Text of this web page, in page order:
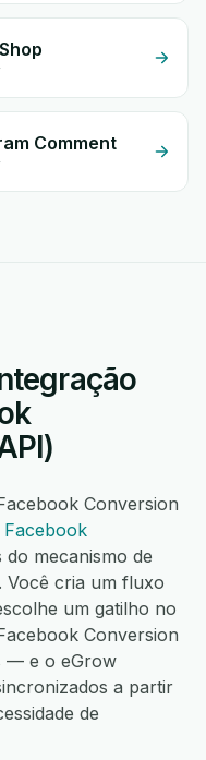
Comment
Conversion
Facebook
do mecanismo de
Você cria um fluxo
um gatilho no
Conversion
— e o eGrow
a partir
de